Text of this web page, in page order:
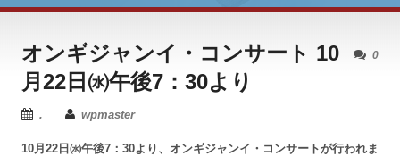
0
オンギジャンイ・コンサート 10
月22日㈬午後7：30より
. wpmaster
10月22日㈬午後7：30より、オンギジャンイ・コンサートが行われま